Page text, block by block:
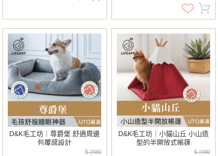
D&K毛工坊｜尊爵堡 舒適周邊
包覆感設計
$ 2980
D&K毛工坊｜小貓山丘 小山造
型的半開放式帳篷
$ 1980